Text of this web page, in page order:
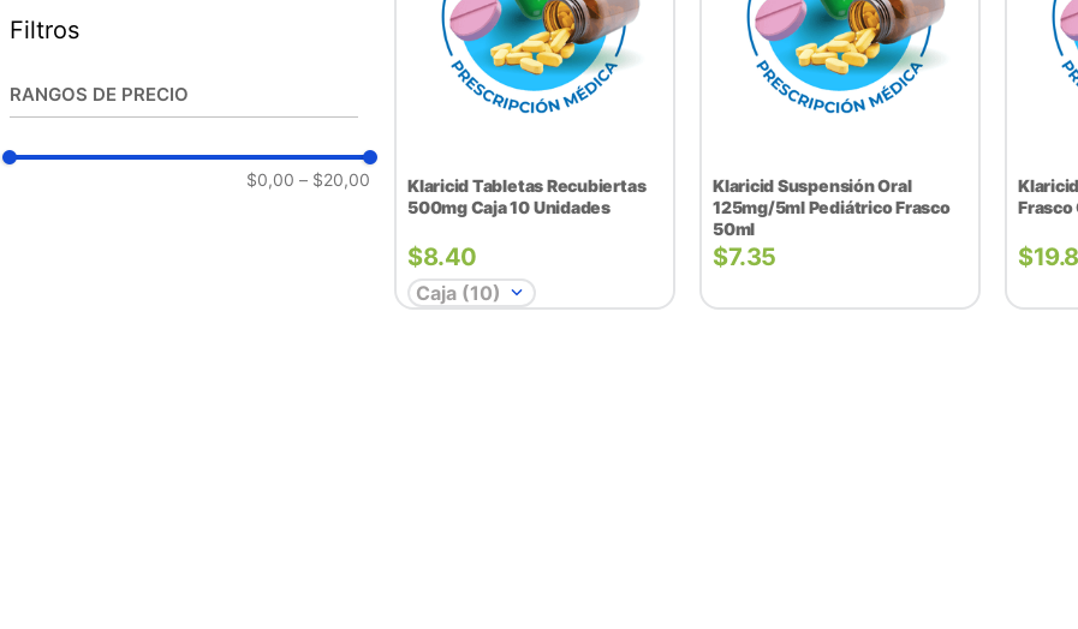
Filtros
RANGOS DE PRECIO
$0,00 – $20,00
Klaricid Tabletas Recubiertas
500mg Caja 10 Unidades
$8.40
Caja (10)
Klaricid Suspensión Oral
125mg/5ml Pediátrico Frasco
50ml
$7.35
Frasco
$